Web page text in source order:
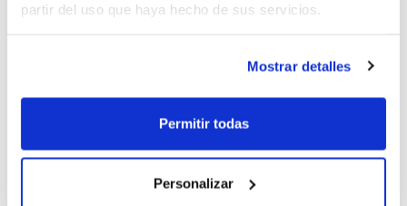
partir del uso que haya hecho de sus servicios.
Mostrar detalles
Permitir todas
Personalizar
d'Alberto Boyer, qui oferirà una xarrada
pràctica sobre xicotetes millores
metodològiques en els entrenaments que
poden tindre un impacte significatiu en el
desenvolupament del jugador i la qualitat